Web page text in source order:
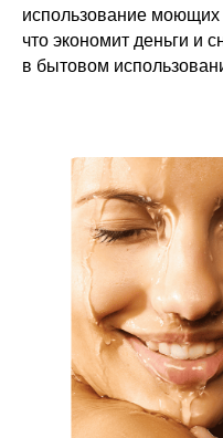
использование моющих
что экономит деньги и
в бытовом